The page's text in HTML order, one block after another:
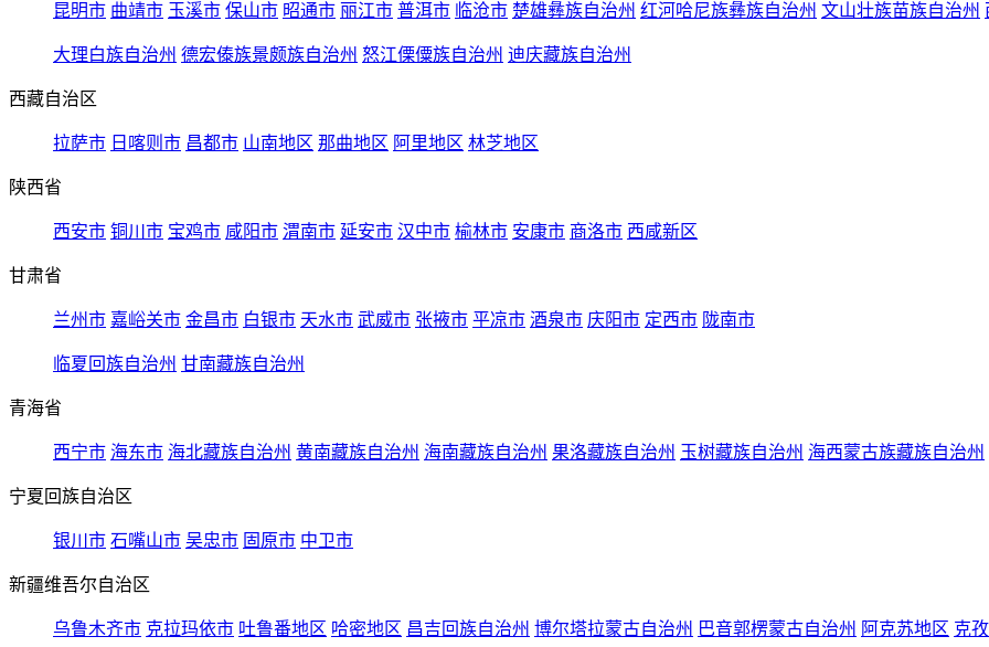
昆明市 曲靖市 玉溪市 保山市 昭通市 丽江市 普洱市 临沧市 楚雄彝族自治州 红河哈尼族彝族自治州 文山壮族苗族自治州
大理白族自治州 德宏傣族景颇族自治州 怒江傈僳族自治州 迪庆藏族自治州
西藏自治区
拉萨市 日喀则市 昌都市 山南地区 那曲地区 阿里地区 林芝地区
陕西省
西安市 铜川市 宝鸡市 咸阳市 渭南市 延安市 汉中市 榆林市 安康市 商洛市 西咸新区
甘肃省
兰州市 嘉峪关市 金昌市 白银市 天水市 武威市 张掖市 平凉市 酒泉市 庆阳市 定西市 陇南市
临夏回族自治州 甘南藏族自治州
青海省
西宁市 海东市 海北藏族自治州 黄南藏族自治州 海南藏族自治州 果洛藏族自治州 玉树藏族自治州 海西蒙古族藏族自治州
宁夏回族自治区
银川市 石嘴山市 吴忠市 固原市 中卫市
新疆维吾尔自治区
乌鲁木齐市 克拉玛依市 吐鲁番地区 哈密地区 昌吉回族自治州 博尔塔拉蒙古自治州 巴音郭楞蒙古自治州 阿克苏地区 克